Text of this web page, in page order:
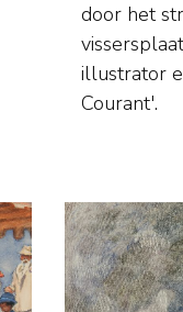
Courant'.